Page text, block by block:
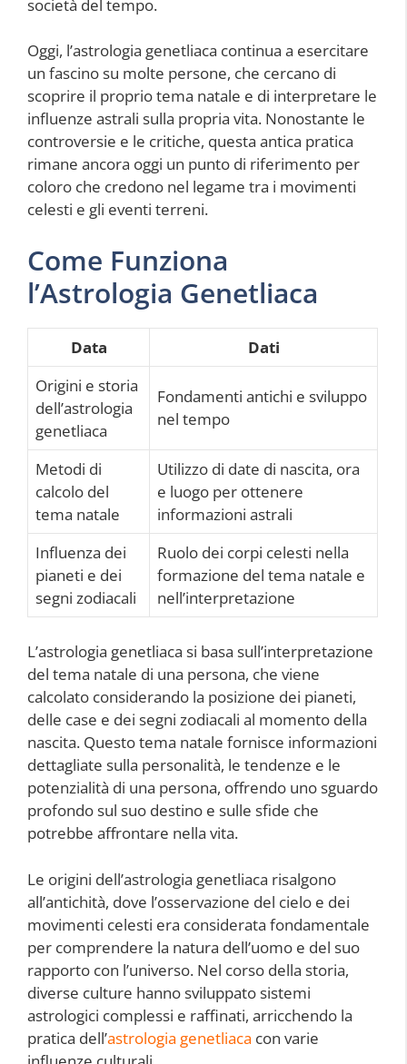
società del tempo.
Oggi, l’astrologia genetliaca continua a esercitare
un fascino su molte persone, che cercano di
scoprire il proprio tema natale e di interpretare le
influenze astrali sulla propria vita. Nonostante le
controversie e le critiche, questa antica pratica
rimane ancora oggi un punto di riferimento per
coloro che credono nel legame tra i movimenti
celesti e gli eventi terreni.
Come Funziona
l’Astrologia Genetliaca
Data
Dati
Origini e storia
dell’astrologia
genetliaca
Fondamenti antichi e sviluppo
nel tempo
Metodi di
calcolo del
tema natale
Utilizzo di date di nascita, ora
e luogo per ottenere
informazioni astrali
Influenza dei
pianeti e dei
segni zodiacali
Ruolo dei corpi celesti nella
formazione del tema natale e
nell’interpretazione
L’astrologia genetliaca si basa sull’interpretazione
del tema natale di una persona, che viene
calcolato considerando la posizione dei pianeti,
delle case e dei segni zodiacali al momento della
nascita. Questo tema natale fornisce informazioni
dettagliate sulla personalità, le tendenze e le
potenzialità di una persona, offrendo uno sguardo
profondo sul suo destino e sulle sfide che
potrebbe affrontare nella vita.
Le origini dell’astrologia genetliaca risalgono
all’antichità, dove l’osservazione del cielo e dei
movimenti celesti era considerata fondamentale
per comprendere la natura dell’uomo e del suo
rapporto con l’universo. Nel corso della storia,
diverse culture hanno sviluppato sistemi
astrologici complessi e raffinati, arricchendo la
pratica dell’astrologia genetliaca con varie